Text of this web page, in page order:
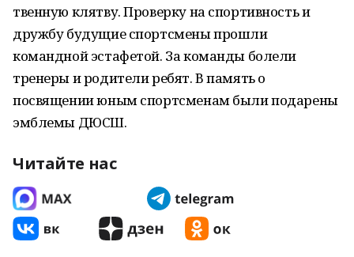
твенную клятву. Проверку на спортивность и
дружбу будущие спортсмены прошли
командной эстафетой. За команды болели
тренеры и родители ребят. В память о
посвящении юным спортсменам были подарены
эмблемы ДЮСШ.
Читайте нас